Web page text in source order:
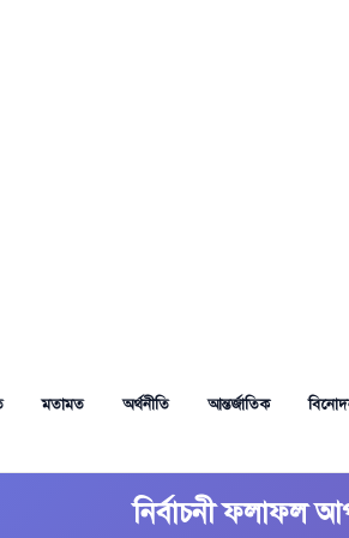
মতামত অর্থনীতি আন্তর্জাতিক
নির্বাচনী ফলাফল